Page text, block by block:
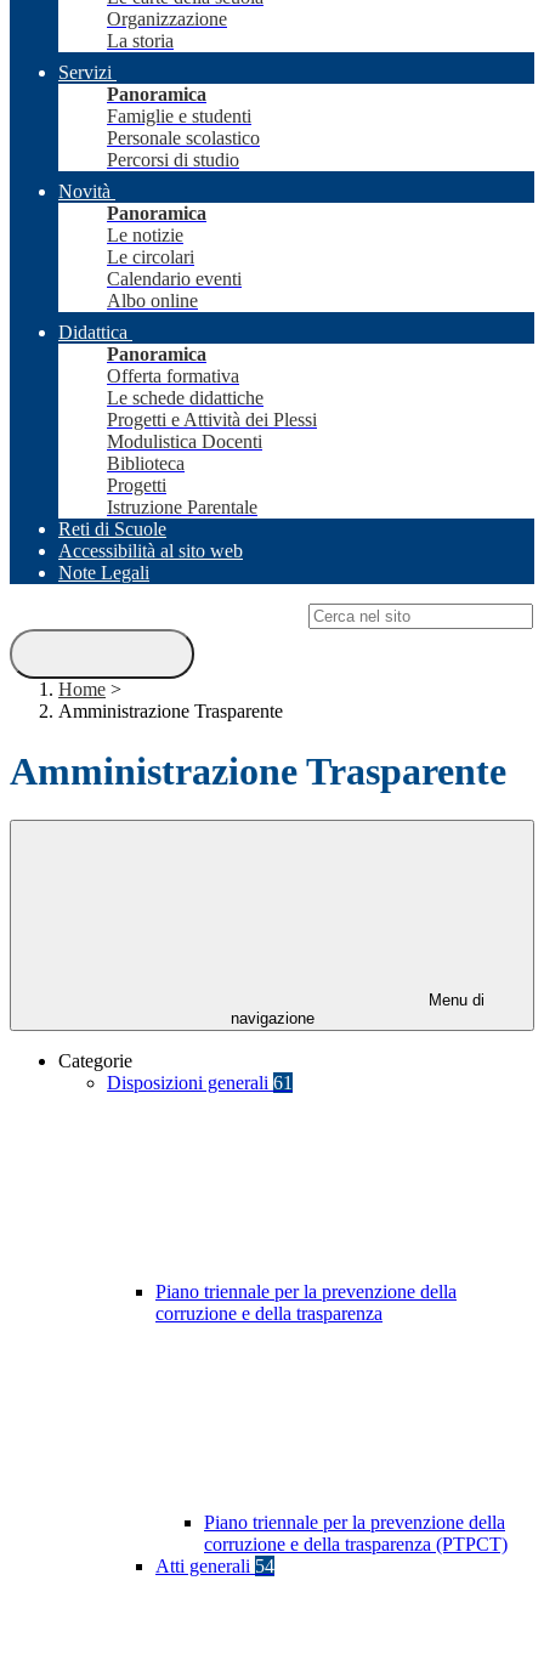
Organizzazione
La storia
Servizi
Panoramica
Famiglie e studenti
Personale scolastico
Percorsi di studio
Novità
Panoramica
Le notizie
Le circolari
Calendario eventi
Albo online
Didattica
Panoramica
Offerta formativa
Le schede didattiche
Progetti e Attività dei Plessi
Modulistica Docenti
Biblioteca
Progetti
Istruzione Parentale
Reti di Scuole
Accessibilità al sito web
Note Legali
Home >
Amministrazione Trasparente
Amministrazione Trasparente
Menu di
navigazione
Categorie
Disposizioni generali 61
Piano triennale per la prevenzione della
corruzione e della trasparenza
Piano triennale per la prevenzione della
corruzione e della trasparenza (PTPCT)
Atti generali 54